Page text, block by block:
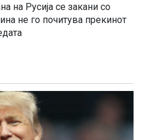
на Русија се закани со
не го почитува прекинот